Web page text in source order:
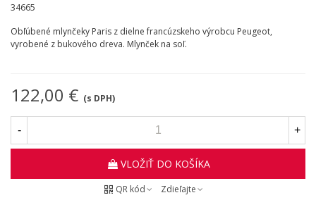
34665
Obľúbené mlynčeky Paris z dielne francúzskeho výrobcu Peugeot,
vyrobené z bukového dreva. Mlynček na soľ.
122,00 € (s DPH)
- +
VLOŽIŤ DO KOŠÍKA
QR kód Zdieľajte